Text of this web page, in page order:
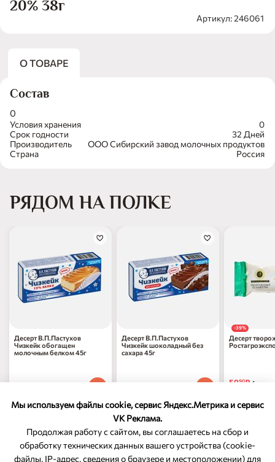
Мы используем файлы cookie, сервис Яндекс.Метрика и сервис
VK Реклама.
Продолжая работу с сайтом, вы соглашаетесь на сбор и
обработку технических данных вашего устройства (cookie-
файлы, IP-адрес, сведения о браузере и местоположении) для
20% 38г
Артикул: 246061
О ТОВАРЕ
Условия хранения
0
Срок годности
32 Дней
Производитель
ООО Сибирский завод молочных продуктов
Страна
Россия
Состав
0
РЯДОМ НА ПОЛКЕ
Десерт В.П.Пастухов
Чизкейк обогащен
молочным белком 45г
Десерт В.П.Пастухов
Чизкейк шоколадный без
сахара 45г
-39%
Десерт
5990₽ 1 шт